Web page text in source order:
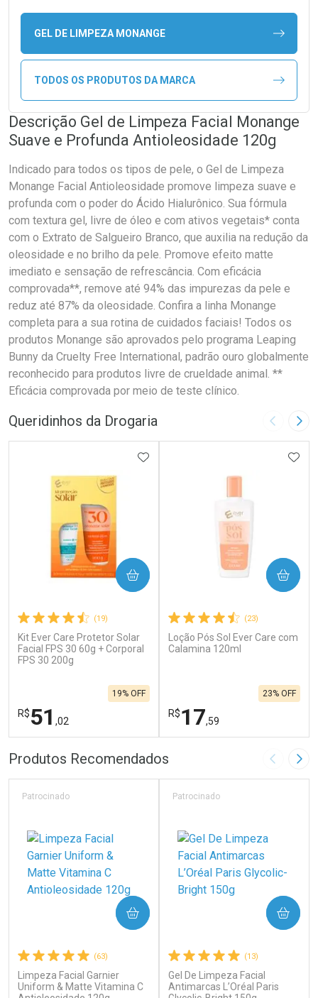
GEL DE LIMPEZA MONANGE
TODOS OS PRODUTOS DA MARCA
Descrição Gel de Limpeza Facial Monange
Suave e Profunda Antioleosidade 120g
Indicado para todos os tipos de pele, o Gel de Limpeza
Monange Facial Antioleosidade promove limpeza suave e
profunda com o poder do Ácido Hialurônico. Sua fórmula
com textura gel, livre de óleo e com ativos vegetais* conta
com o Extrato de Salgueiro Branco, que auxilia na redução da
oleosidade e no brilho da pele. Promove efeito matte
imediato e sensação de refrescância. Com eficácia
comprovada**, remove até 94% das impurezas da pele e
reduz até 87% da oleosidade. Confira a linha Monange
completa para a sua rotina de cuidados faciais! Todos os
produtos Monange são aprovados pelo programa Leaping
Bunny da Cruelty Free International, padrão ouro globalmente
reconhecido para produtos livre de crueldade animal. **
Eficácia comprovada por meio de teste clínico.
Queridinhos da Drogaria Imagem
(19)
Kit Ever Care Protetor Solar
Facial FPS 30 60g + Corporal
FPS 30 200g
R$51 ,02
19% OFF
ADICIONAR AOS FAVORITOS
COMPRAR
FECHAR
Laboratório
Ativar Desconto
FECHAR
Por Menos
(23)
Loção Pós Sol Ever Care com
Calamina 120ml
R$17,59
23% OFF
COMPRAR
Laboratório
Ativar Desconto
Por Menos
Produtos Recomendados Imagem
(63)
Limpeza Facial Garnier
Uniform & Matte Vitamina C
Patrocinado
COMPRAR
(13)
Gel De Limpeza Facial
Antimarcas L’Oréal Paris
Patrocinado
COMPRAR